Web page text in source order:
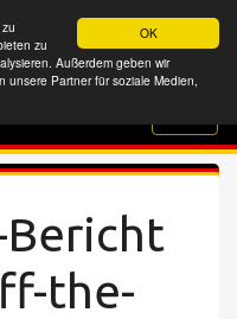
OK
zu
Außerdem geben wir
unsere Partner für soziale Medien,
the-